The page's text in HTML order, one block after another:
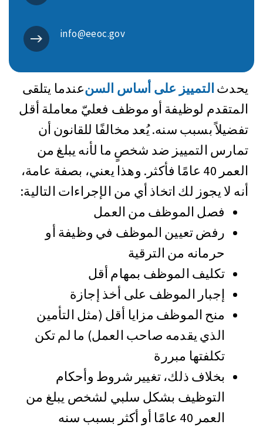
يحدث التمييز على أساس السنعندما يتلقى
المتقدم لوظيفة أو موظف فعليّ معاملة أقل
تفضيلاً بسبب سنه. يُعد مخالفًا للقانون أن
تمارس التمييز ضد شخصٍ ما لأنه يبلغ من
العمر 40 عامًا فأكثر. وهذا يعني، بصفة عامة،
أنه لا يجوز لك اتخاذ أي من الإجراءات التالية:
فصل الموظف من العمل
رفض تعيين الموظف في وظيفة أو
حرمانه من الترقية
تكليف الموظف بمهام أقل
إجبار الموظف على أخذ إجازة
منح الموظف مزايا أقل (مثل التأمين
الذي يقدمه صاحب العمل) ما لم تكن
تكلفتها مبررة
بخلاف ذلك، تغيير شروط وأحكام
التوظيف بشكل سلبي لشخص يبلغ من
العمر 40 عامًا أو أكثر بسبب سنه
info@eeoc.gov